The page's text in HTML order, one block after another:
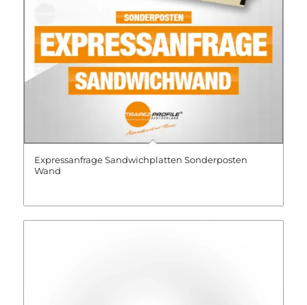
Expressanfrage Sandwichplatten Sonderposten
Wand